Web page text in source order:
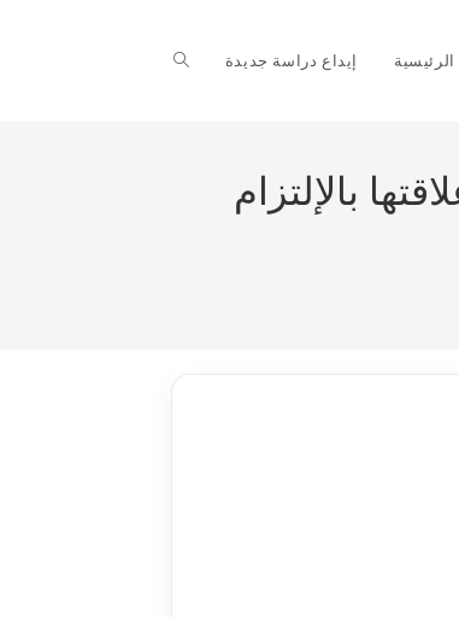
إيداع دراسة جديدة Toggle
بالإلتزام